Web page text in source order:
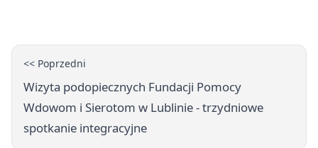
<< Poprzedni
Wizyta podopiecznych Fundacji Pomocy
Wdowom i Sierotom w Lublinie - trzydniowe
spotkanie integracyjne